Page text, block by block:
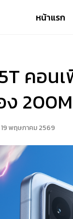
หน้าแรก
คอ
ง
19 พฤษภาคม 2569